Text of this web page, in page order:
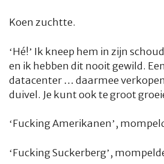
Koen zuchtte.
‘Hé!’ Ik kneep hem in zijn
en ik hebben dit nooit gewild.
datacenter … daarmee
duivel. Je kunt ook te groot
‘Fucking Amerikanen’,
‘FuckingSuckerberg’,